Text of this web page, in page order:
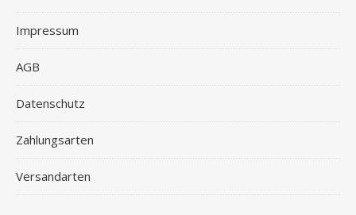
Impressum
AGB
Datenschutz
Zahlungsarten
Versandarten